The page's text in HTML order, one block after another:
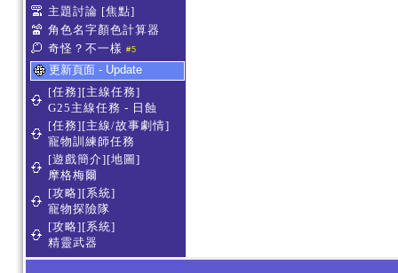
主題討論 [焦點]
角色名字顏色計算器
奇怪？不一樣 #5
更新頁面 - Update
[任務][主線任務]
G25主線任務 - 日蝕
[任務][主線/故事劇情]
寵物訓練師任務
[遊戲簡介][地圖]
摩格梅爾
[攻略][系統]
寵物探險隊
[攻略][系統]
精靈武器